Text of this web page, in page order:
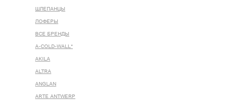
ШЛЕПАНЦЫ
ЛОФЕРЫ
ВСЕ БРЕНДЫ
A-COLD-WALL*
AKILA
ALTRA
ANGLAN
ARTE ANTWERP